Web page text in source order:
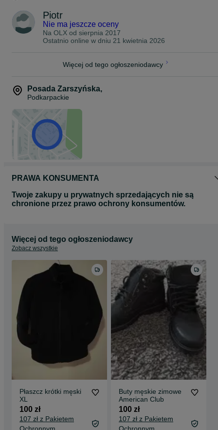
Piotr
Nie ma jeszcze oceny
Na OLX od sierpnia 2017
Ostatnio online w dniu 21 kwietnia 2026
Więcej od tego ogłoszeniodawcy
Posada Zarszyńska,
Podkarpackie
PRAWA KONSUMENTA
Twoje zakupy u prywatnych sprzedających nie są
chronione przez prawo ochrony konsumentów.
Więcej od tego ogłoszeniodawcy
Zobacz wszystkie
Płaszcz krótki męski
XL
100 zł
107 zł z Pakietem
Buty męskie zimowe
American Club
100 zł
107 zł z Pakietem